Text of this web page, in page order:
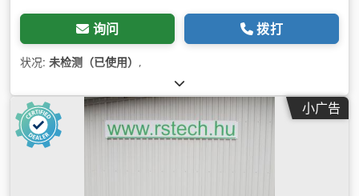
询问 拨打
状况: 未检测（已使用） ,
小广告